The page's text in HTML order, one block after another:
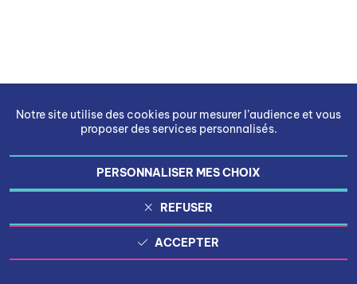
Notre site utilise des cookies pour mesurer l’audience et vous
proposer des services personnalisés.
PERSONNALISER MES CHOIX
REFUSER
ACCEPTER